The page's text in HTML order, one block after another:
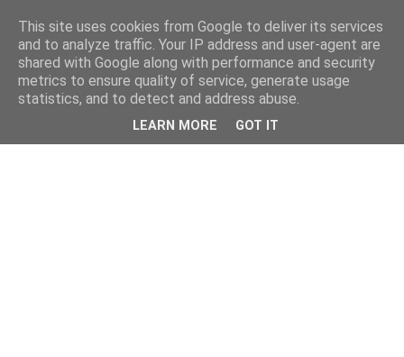
This site uses cookies from Google to deliver its services
and to analyze traffic. Your IP address and user-agent are
shared with Google along with performance and security
metrics to ensure quality of service, generate usage
statistics, and to detect and address abuse.
LEARN MORE GOT IT